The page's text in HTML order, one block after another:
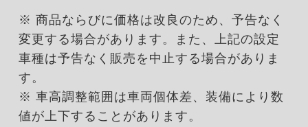
※ 商品ならびに価格は改良のため、予告なく
変更する場合があります。また、上記の設定
車種は予告なく販売を中止する場合がありま
す。
※ 車高調整範囲は車両個体差、装備により数
値が上下することがあります。